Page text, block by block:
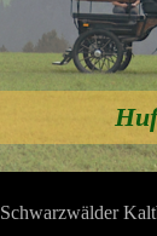
Schwarzwälder